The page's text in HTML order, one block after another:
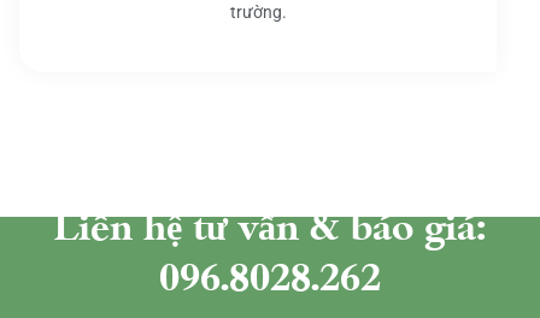
trường.
Liên hệ tư vấn & báo giá:
096.8028.262